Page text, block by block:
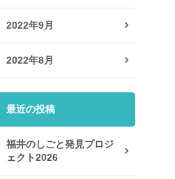
2022年9月
2022年8月
最近の投稿
福井のしごと発見プロジ
ェクト2026